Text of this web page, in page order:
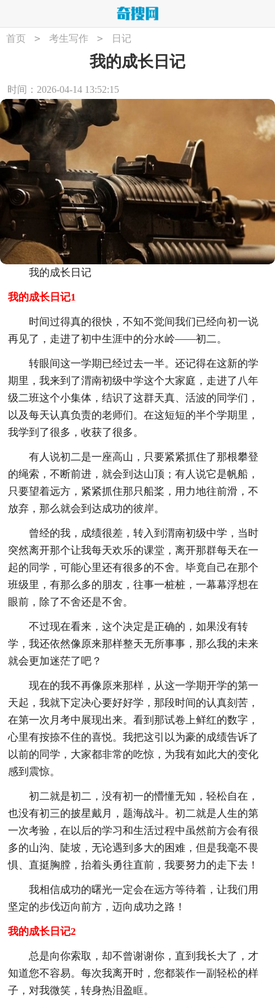
首页 > 考生写作 > 日记
我的成长日记
时间：2026-04-14 13:52:15
我的成长日记
我的成长日记1
时间过得真的很快，不知不觉间我们已经向初一说
再见了，走进了初中生涯中的分水岭——初二。
转眼间这一学期已经过去一半。还记得在这新的学
期里，我来到了渭南初级中学这个大家庭，走进了八年
级二班这个小集体，结识了这群天真、活波的同学们，
以及每天认真负责的老师们。在这短短的半个学期里，
我学到了很多，收获了很多。
有人说初二是一座高山，只要紧紧抓住了那根攀登
的绳索，不断前进，就会到达山顶；有人说它是帆船，
只要望着远方，紧紧抓住那只船桨，用力地往前滑，不
放弃，那么就会到达成功的彼岸。
曾经的我，成绩很差，转入到渭南初级中学，当时
突然离开那个让我每天欢乐的课堂，离开那群每天在一
起的同学，可能心里还有很多的不舍。毕竟自己在那个
班级里，有那么多的朋友，往事一桩桩，一幕幕浮想在
眼前，除了不舍还是不舍。
不过现在看来，这个决定是正确的，如果没有转
学，我还依然像原来那样整天无所事事，那么我的未来
就会更加迷茫了吧？
现在的我不再像原来那样，从这一学期开学的第一
天起，我就下定决心要好好学，那段时间的认真刻苦，
在第一次月考中展现出来。看到那试卷上鲜红的数字，
心里有按捺不住的喜悦。我把这引以为豪的成绩告诉了
以前的同学，大家都非常的吃惊，为我有如此大的变化
感到震惊。
初二就是初二，没有初一的懵懂无知，轻松自在，
也没有初三的披星戴月，题海战斗。初二就是人生的第
一次考验，在以后的学习和生活过程中虽然前方会有很
多的山沟、陡坡，无论遇到多大的困难，但是我毫不畏
惧、直挺胸膛，抬着头勇往直前，我要努力的走下去！
我相信成功的曙光一定会在远方等待着，让我们用
坚定的步伐迈向前方，迈向成功之路！
我的成长日记2
总是向你索取，却不曾谢谢你，直到我长大了，才
知道您不容易。每次我离开时，您都装作一副轻松的样
子，对我微笑，转身热泪盈眶。